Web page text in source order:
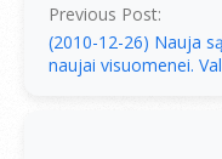
Previous Post:
(2010-12-26) Nauja
naujai visuomenei.